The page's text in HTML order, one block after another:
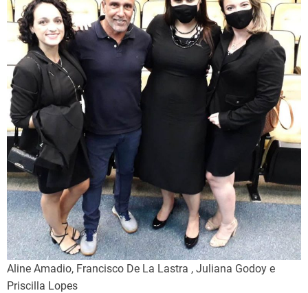
Aline Amadio, Francisco De La Lastra , Juliana Godoy e
Priscilla Lopes